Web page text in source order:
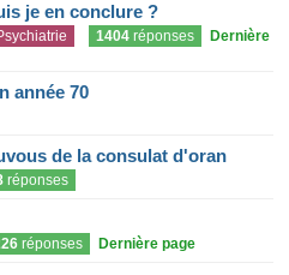
je en conclure ?
1404 réponses
Dernière
année 70
de la consulat d'oran
réponses
réponses Dernière page